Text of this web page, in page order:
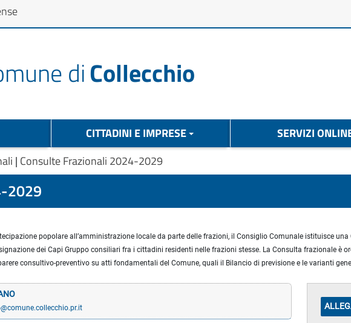
diCollecchio
CITTADINI E IMPRESE SERVIZI
| Consulte Frazionali 2024-2029
2029
popolare all’amministrazione locale da parte delle frazioni, il Consiglio Comunale istituisce
dei Capi Gruppo consiliari fra i cittadini residenti nelle frazioni stesse. La Consulta frazionale è
consultivo-preventivo su atti fondamentali del Comune, quali il Bilancio di previsione e le varianti